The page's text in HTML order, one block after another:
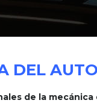
DEL
de la